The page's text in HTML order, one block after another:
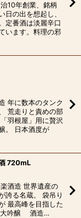
10年創業、銘柄
日の出を想起し、
定番酒は淡麗辛口
います。料理の邪
年に数本のタンク
荒走りと責めの部
羽根屋」用に贅沢
。 日本酒度が
720mL
酒造 世界遺産の
誇る名蔵。 袋吊り
最高峰を目指した
大吟醸 酒造…